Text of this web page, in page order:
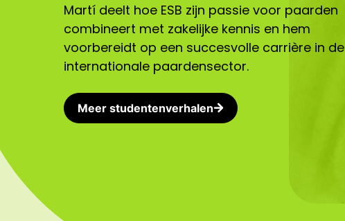
Martí deelt hoe ESB zijn passie voor paarden
combineert met zakelijke kennis en hem
voorbereidt op een succesvolle carrière in de
internationale paardensector.
Meer studentenverhalen